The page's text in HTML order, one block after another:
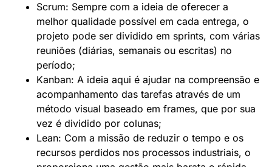
Scrum: Sempre com a ideia de oferecer a
melhor qualidade possível em cada entrega, o
projeto pode ser dividido em sprints, com várias
reuniões (diárias, semanais ou escritas) no
período;
Kanban: A ideia aqui é ajudar na compreensão e
acompanhamento das tarefas através de um
método visual baseado em frames, que por sua
vez é dividido por colunas;
Lean: Com a missão de reduzir o tempo e os
recursos perdidos nos processos industriais, o